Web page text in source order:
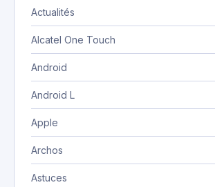
Actualités
Alcatel One Touch
Android
Android L
Apple
Archos
Astuces